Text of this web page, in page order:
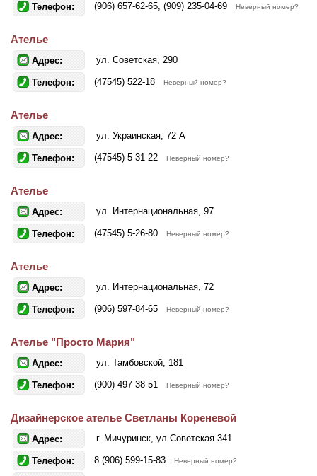
Телефон: (906) 657-62-65, (909) 235-04-69 Неверный номер?
Ателье
Адрес: ул. Советская, 290
Телефон: (47545) 522-18 Неверный номер?
Ателье
Адрес: ул. Украинская, 72 А
Телефон: (47545) 5-31-22 Неверный номер?
Ателье
Адрес: ул. Интернациональная, 97
Телефон: (47545) 5-26-80 Неверный номер?
Ателье
Адрес: ул. Интернациональная, 72
Телефон: (906) 597-84-65 Неверный номер?
Ателье "Просто Мария"
Адрес: ул. Тамбовской, 181
Телефон: (900) 497-38-51 Неверный номер?
Дизайнерское ателье Светланы Кореневой
Адрес: г. Мичуринск, ул Советская 341
Телефон: 8 (906) 599-15-83 Неверный номер?